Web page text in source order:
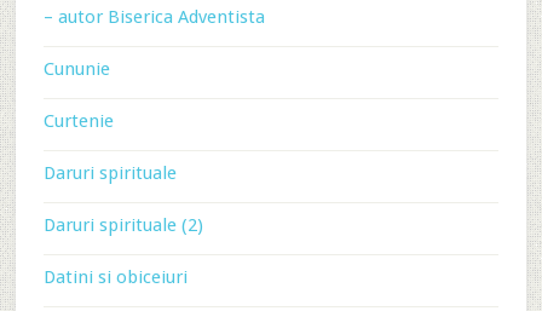
– autor Biserica Adventista
Cununie
Curtenie
Daruri spirituale
Daruri spirituale (2)
Datini si obiceiuri